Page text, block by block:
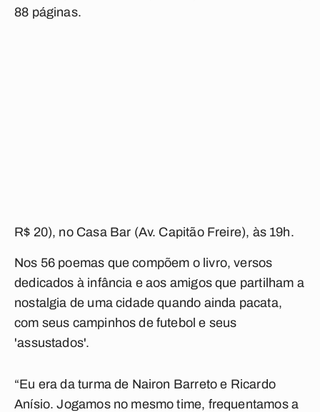
88 páginas.
R$ 20), no Casa Bar (Av. Capitão Freire), às 19h.
Nos 56 poemas que compõem o livro, versos
dedicados à infância e aos amigos que partilham a
nostalgia de uma cidade quando ainda pacata,
com seus campinhos de futebol e seus
'assustados'.
“Eu era da turma de Nairon Barreto e Ricardo
Anísio. Jogamos no mesmo time, frequentamos a